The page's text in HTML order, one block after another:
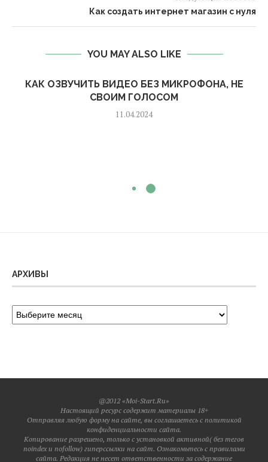
Как создать интернет магазин с нуля
YOU MAY ALSO LIKE
КАК ОЗВУЧИТЬ ВИДЕО БЕЗ МИКРОФОНА, НЕ
СВОИМ ГОЛОСОМ
11.04.2024
АРХИВЫ
@2012 «Moi-Start.Ru»
Настоящий ресурс содержит материалы 18+
Отправляя любую форму на сайте, вы соглашаетесь с политикой
конфиденциальности сайта.
Копирование разрешено, только с установкой активной( без тегов
noindex и nofollow) гиперссылки на сайт. Ознакомьтесь с правилами
сайта. Редакция не несет ответственности за содержание